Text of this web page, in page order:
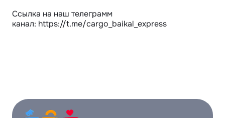
Ссылка на наш телеграмм
канал: https://t.me/cargo_baikal_express